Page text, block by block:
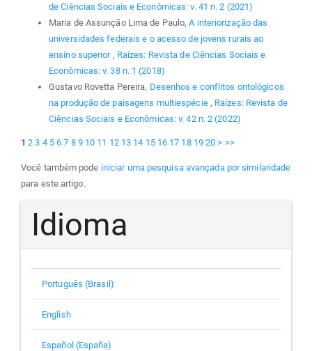
de Ciências Sociais e Econômicas: v. 41 n. 2 (2021)
Maria de Assunção Lima de Paulo,A interiorização das
universidades federais e o acesso de jovens rurais ao
ensino superior , Raízes: Revista de Ciências Sociais e
Econômicas: v. 38 n. 1 (2018)
Gustavo Rovetta Pereira, Desenhos e conflitos ontológicos
na produção de paisagens multiespécie , Raízes: Revista de
Ciências Sociais e Econômicas: v. 42 n. 2 (2022)
1 2 3 4 5 6 7 8 9 10 11 12 13 14 15 16 17 18 19 20 > >>
Você também pode iniciar uma pesquisa avançada por similaridade
para este artigo.
Idioma
Português (Brasil)
English
Español (España)